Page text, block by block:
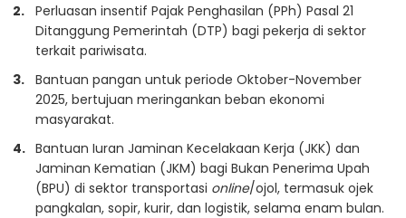
Perluasan insentif Pajak Penghasilan (PPh) Pasal 21
Ditanggung Pemerintah (DTP) bagi pekerja di sektor
terkait pariwisata.
Bantuan pangan untuk periode Oktober-November
2025, bertujuan meringankan beban ekonomi
masyarakat.
Bantuan Iuran Jaminan Kecelakaan Kerja (JKK) dan
Jaminan Kematian (JKM) bagi Bukan Penerima Upah
(BPU) di sektor transportasi online/ojol, termasuk ojek
pangkalan, sopir, kurir, dan logistik, selama enam bulan.